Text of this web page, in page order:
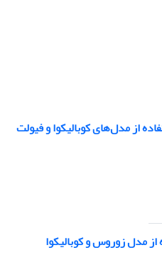
از مدل‌های کوبالیکوا و فیولت
مدل زوروس و کوبالیکوا